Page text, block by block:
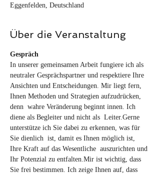
Eggenfelden, Deutschland
Über die Veranstaltung
Gespräch
In unserer gemeinsamen Arbeit fungiere ich als
neutraler Gesprächspartner und respektiere Ihre
Ansichten und Entscheidungen. Mir liegt fern,
Ihnen Methoden und Strategien aufzudrücken,
denn  wahre Veränderung beginnt innen. Ich
diene als Begleiter und nicht als  Leiter.Gerne
unterstütze ich Sie dabei zu erkennen, was für
Sie dienlich  ist, damit es Ihnen möglich ist,
Ihre Kraft auf das Wesentliche  auszurichten und
Ihr Potenzial zu entfalten.Mir ist wichtig, dass
Sie frei bestimmen. Ich zeige Ihnen auf, dass